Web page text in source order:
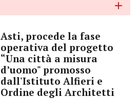
Asti, procede la fase
operativa del progetto
“Una città a misura
d’uomo" promosso
dall'Istituto Alfieri e
Ordine degli Architetti